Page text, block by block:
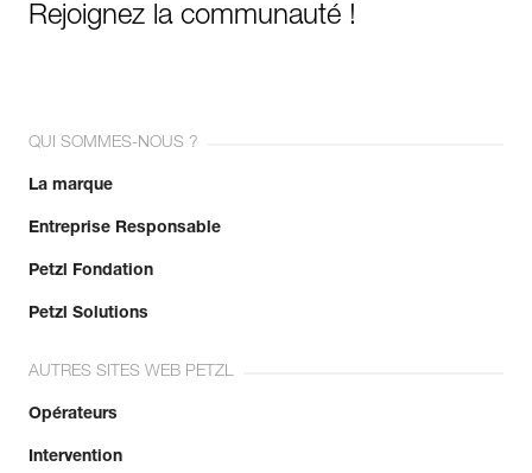
Rejoignez la communauté !
QUI SOMMES-NOUS ?
La marque
Entreprise Responsable
Petzl Fondation
Petzl Solutions
AUTRES SITES WEB PETZL
Opérateurs
Intervention